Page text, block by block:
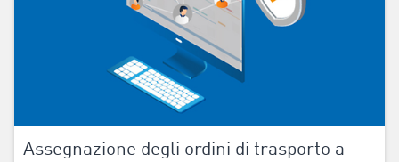
Assegnazione degli ordini di trasporto a